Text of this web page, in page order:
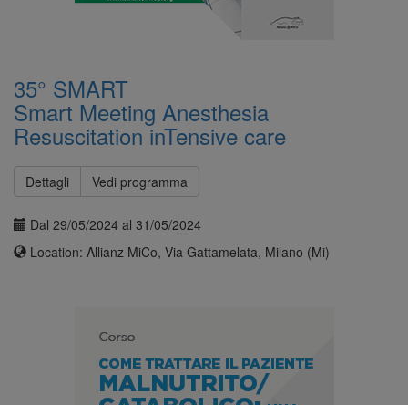
35° SMART
Smart Meeting Anesthesia
Resuscitation inTensive care
Dettagli Vedi programma
Dal 29/05/2024 al 31/05/2024
Location: Allianz MiCo, Via Gattamelata, Milano (Mi)